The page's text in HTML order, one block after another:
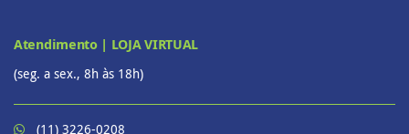
Atendimento | LOJA VIRTUAL
(seg. a sex., 8h às 18h)
(11) 3226-0208